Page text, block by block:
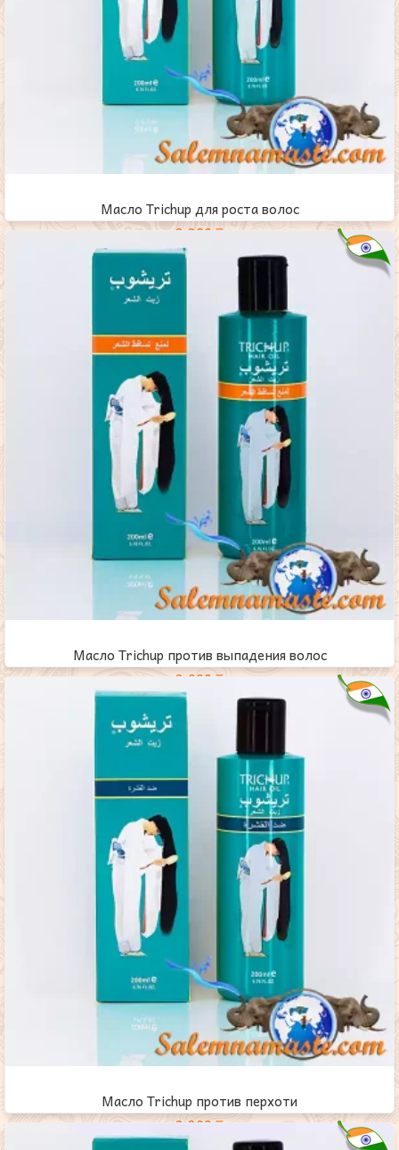
Масло Trichup для роста волос
2,200₸
Масло Trichup против выпадения волос
2,000₸
Масло Trichup против перхоти
2,200₸